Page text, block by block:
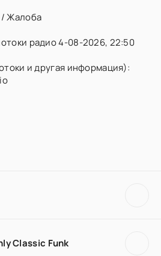
Жалоба
радио 4-08-2026, 22:50
и другая информация):
Classic Funk